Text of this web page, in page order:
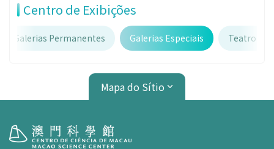
Centro de Exibições
Galerias Permanentes Galerias Especiais Teatro
Mapa do Sítio